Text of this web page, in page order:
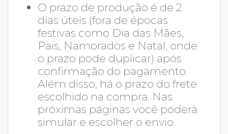
O prazo de produção é de 2
dias úteis (fora de épocas
festivas como Dia das Mães,
Pais, Namorados e Natal, onde
o prazo pode duplicar) após
confirmação do pagamento.
Além disso, há o prazo do frete
escolhido na compra. Nas
próximas páginas você poderá
simular e escolher o envio.